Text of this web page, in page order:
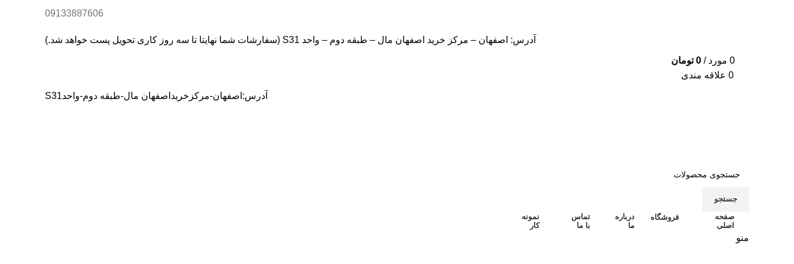
09133887606
آدرس: اصفهان – مرکز خرید اصفهان مال – طبقه دوم – واحد S31 (سفارشات شما نهایتا تا سه روز کاری تحویل پست خواهد شد.)
0 مورد /
0 تومان
0 علاقه مندی
آدرس:اصفهان-مرکزخریداصفهان مال-طبقه دوم-واحدS31
جستجو
صفحه
اصلی
فروشگاه
درباره
ما
تماس
با ما
نمونه
کار
منو